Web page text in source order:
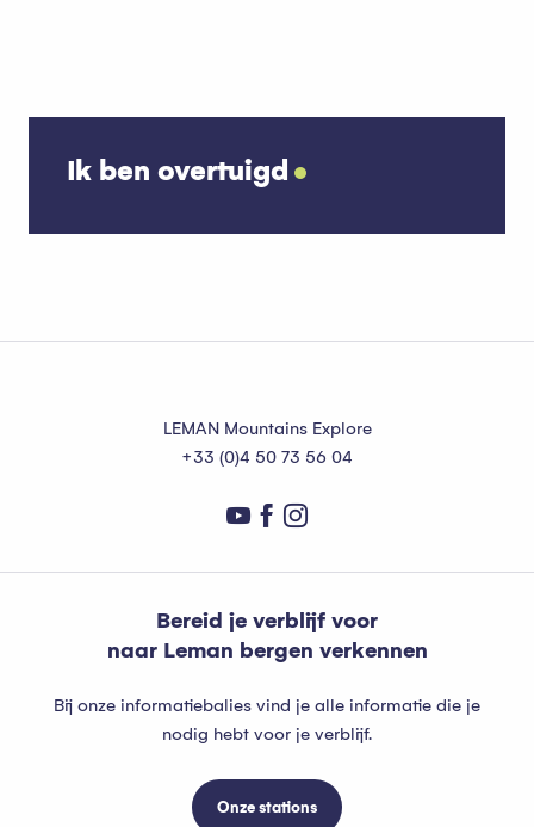
Ik ben overtuigd
LEMAN Mountains Explore
+33 (0)4 50 73 56 04
Bereid je verblijf voor
naar Leman bergen verkennen
Bij onze informatiebalies vind je alle informatie die je
nodig hebt voor je verblijf.
Onze stations